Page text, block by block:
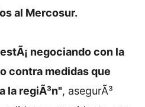
al Mercosur.
negociando con la
contra medidas que
la regiÃ³n", asegurÃ³